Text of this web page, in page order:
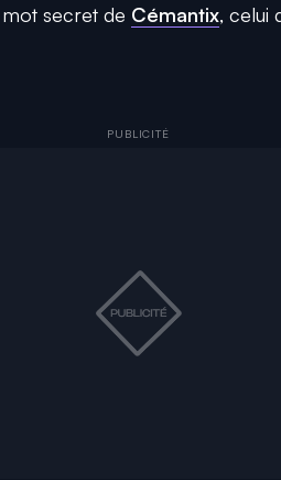
mot secret de Cémantix, celui